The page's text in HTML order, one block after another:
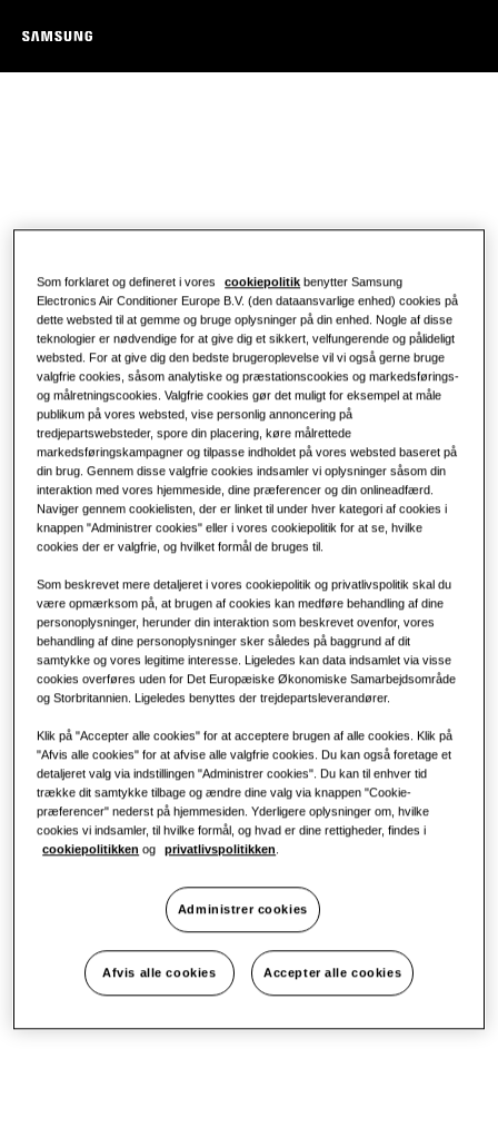
Som forklaret og defineret i vores cookiepolitik benytter Samsung
Electronics Air Conditioner Europe B.V. (den dataansvarlige enhed) cookies på
dette websted til at gemme og bruge oplysninger på din enhed. Nogle af disse
teknologier er nødvendige for at give dig et sikkert, velfungerende og pålideligt
websted. For at give dig den bedste brugeroplevelse vil vi også gerne bruge
valgfrie cookies, såsom analytiske og præstationscookies og markedsførings-
og målretningscookies. Valgfrie cookies gør det muligt for eksempel at måle
publikum på vores websted, vise personlig annoncering på
tredjepartswebsteder, spore din placering, køre målrettede
markedsføringskampagner og tilpasse indholdet på vores websted baseret på
din brug. Gennem disse valgfrie cookies indsamler vi oplysninger såsom din
interaktion med vores hjemmeside, dine præferencer og din onlineadfærd.
Naviger gennem cookielisten, der er linket til under hver kategori af cookies i
knappen "Administrer cookies" eller i vores cookiepolitik for at se, hvilke
cookies der er valgfrie, og hvilket formål de bruges til.
Som beskrevet mere detaljeret i vores cookiepolitik og privatlivspolitik skal du
være opmærksom på, at brugen af cookies kan medføre behandling af dine
personoplysninger, herunder din interaktion som beskrevet ovenfor, vores
behandling af dine personoplysninger sker således på baggrund af dit
samtykke og vores legitime interesse. Ligeledes kan data indsamlet via visse
cookies overføres uden for Det Europæiske Økonomiske Samarbejdsområde
og Storbritannien. Ligeledes benyttes der trejdepartsleverandører.
Klik på "Accepter alle cookies" for at acceptere brugen af alle cookies. Klik på
"Afvis alle cookies" for at afvise alle valgfrie cookies. Du kan også foretage et
detaljeret valg via indstillingen "Administrer cookies". Du kan til enhver tid
trække dit samtykke tilbage og ændre dine valg via knappen "Cookie-
præferencer" nederst på hjemmesiden. Yderligere oplysninger om, hvilke
cookies vi indsamler, til hvilke formål, og hvad er dine rettigheder, findes i
cookiepolitikken og privatlivspolitikken
Administrer cookies
Afvis alle cookies Accepter alle cookies